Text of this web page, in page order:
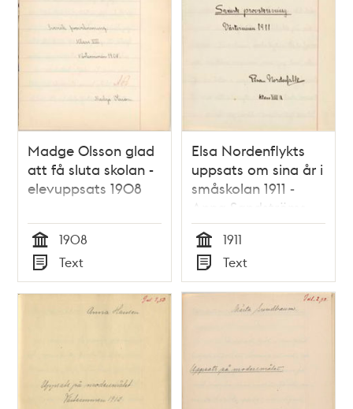
Madge Olsson glad
att få sluta skolan -
elevuppsats 1908
Tid
1908
Typ
Text
Elsa Nordenflykts
uppsats om sina år i
småskolan 1911 -
Anna Sandströms
skola
Tid
1911
Typ
Text